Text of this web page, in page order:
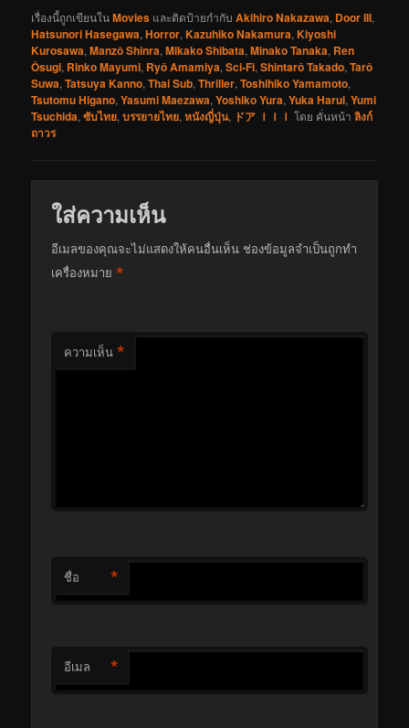
เรื่องนี้ถูกเขียนในMovies และติดป้ายกำกับAkihiro Nakazawa, Door III,
Hatsunori Hasegawa,Horror,Kazuhiko Nakamura,Kiyoshi
Kurosawa,Manzô Shinra,Mikako Shibata,Minako Tanaka, Ren
Ôsugi, Rinko Mayumi, Ryô Amamiya,Sci-Fi,Shintarô Takado,Tarô
Suwa,Tatsuya Kanno,Thai Sub,Thriller,Toshihiko Yamamoto,
Tsutomu Higano,Yasumi Maezawa,Yoshiko Yura,Yuka Harui,Yumi
Tsuchida,ซับไทย,บรรยายไทย,หนังญี่ปุ่น, ドア ＩＩＩ โดย คั่นหน้าลิงก์
ถาวร
ใส่ความเห็น
อีเมลของคุณจะไม่แสดงให้คนอื่นเห็น ช่องข้อมูลจำเป็นถูกทำ
เครื่องหมาย*
ความเห็น *
ชื่อ *
อีเมล *